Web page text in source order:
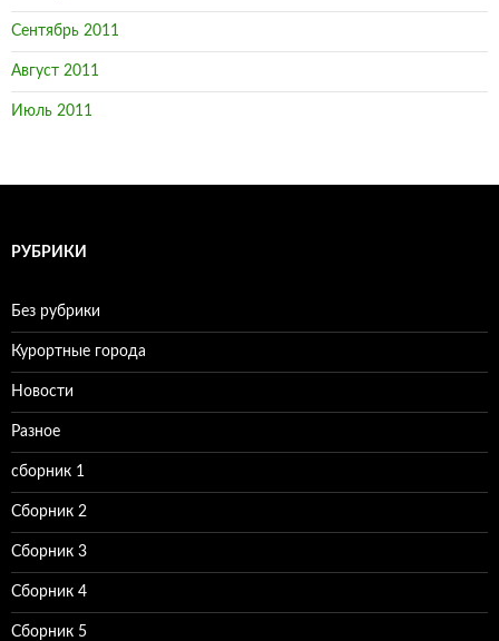
Сентябрь 2011
Август 2011
Июль 2011
РУБРИКИ
Без рубрики
Курортные города
Новости
Разное
сборник 1
Сборник 2
Сборник 3
Сборник 4
Сборник 5